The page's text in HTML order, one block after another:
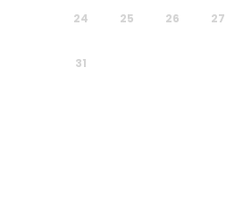
24 25 26 27
31